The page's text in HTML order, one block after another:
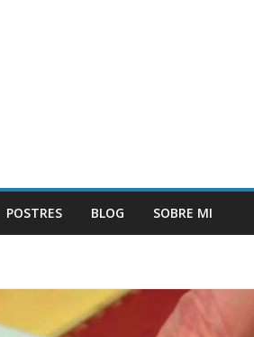
POSTRES BLOG SOBRE MI